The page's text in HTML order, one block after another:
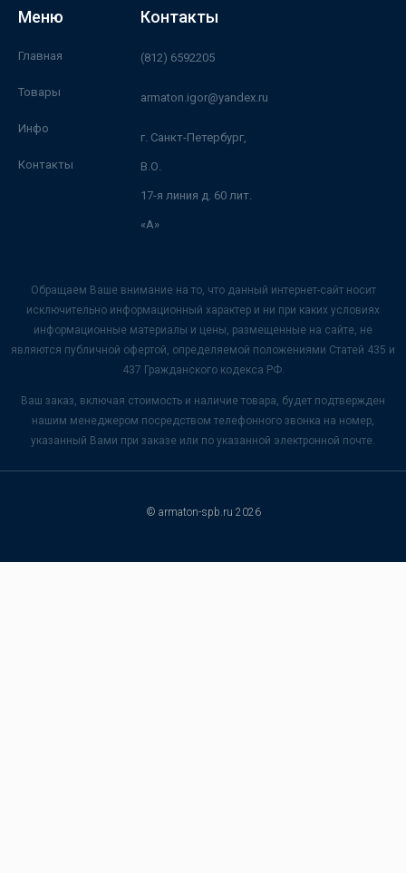
Меню
Главная
Товары
Инфо
Контакты
Контакты
(812) 6592205
armaton.igor@yandex.ru
г. Санкт-Петербург,
В.О.
17-я линия д. 60 лит.
«А»
Обращаем Ваше внимание на то, что данный интернет-сайт носит
исключительно информационный характер и ни при каких условиях
информационные материалы и цены, размещенные на сайте, не
являются публичной офертой, определяемой положениями Статей 435 и
437 Гражданского кодекса РФ.
Ваш заказ, включая стоимость и наличие товара, будет подтвержден
нашим менеджером посредством телефонного звонка на номер,
указанный Вами при заказе или по указанной электронной почте.
© armaton-spb.ru 2026